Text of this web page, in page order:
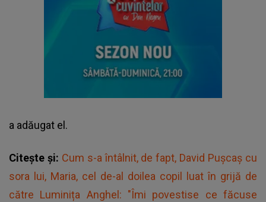
a adăugat el.
Citește și: Cum s-a întâlnit, de fapt, David Pușcaș cu
sora lui, Maria, cel de-al doilea copil luat în grijă de
către Luminița Anghel: "Îmi povestise ce făcuse